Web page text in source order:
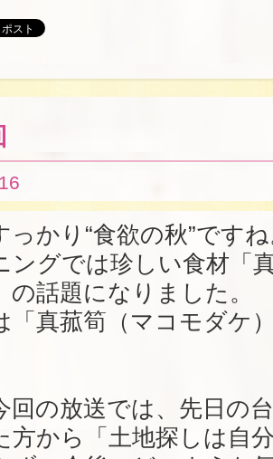
っかり“食欲の秋”です
ングでは珍しい食材「
の話題になりました。
「真菰筍（マコモダケ
回の放送では、先日の
方から「土地探しは自